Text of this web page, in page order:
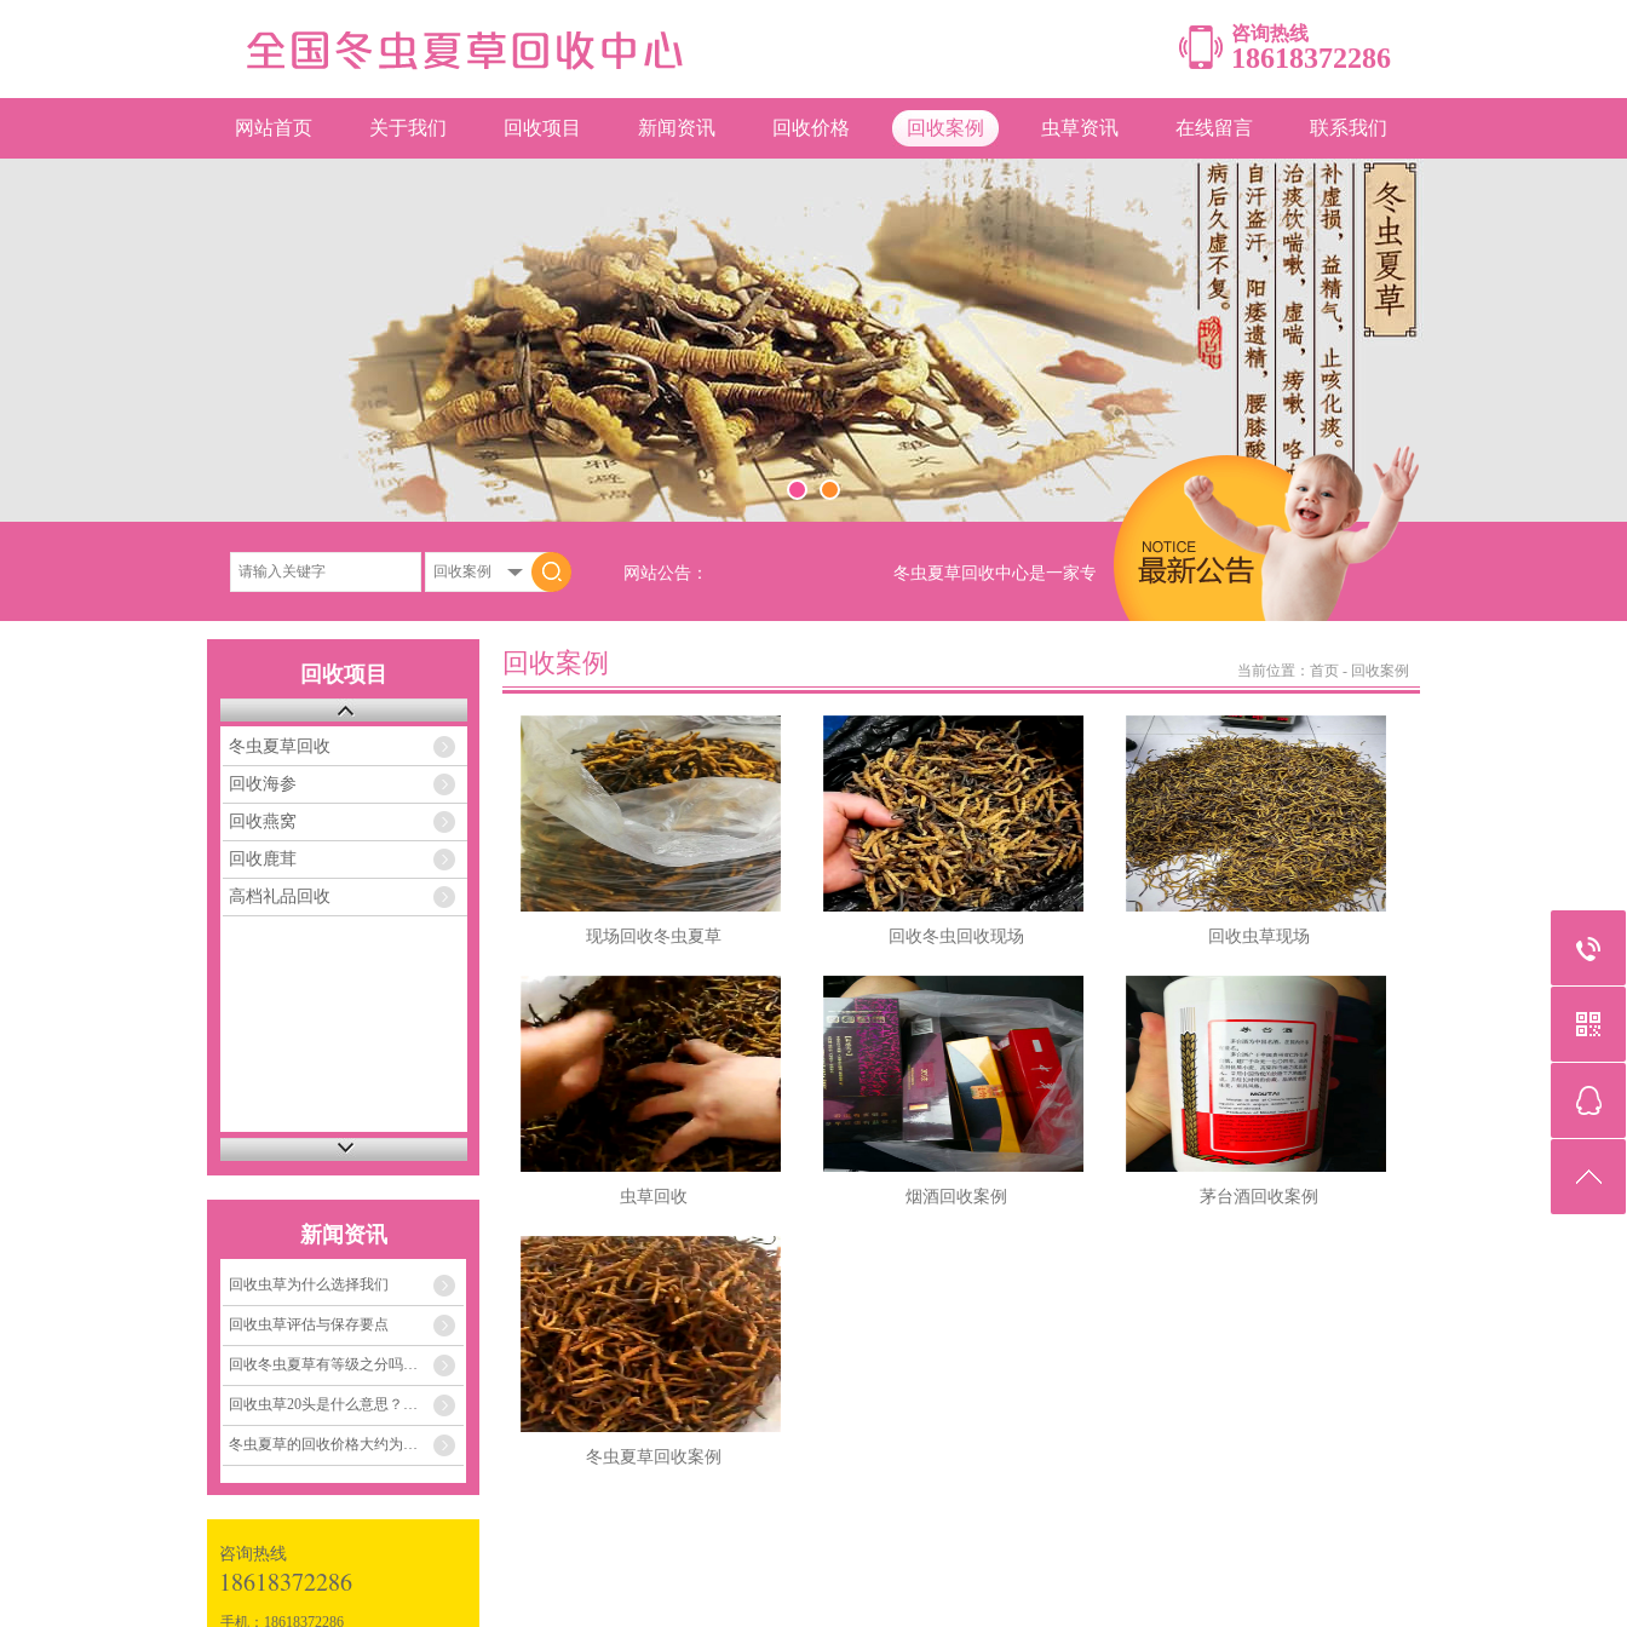
咨询热线
18618372286
网站首页 关于我们 回收项目 新闻资讯 回收价格 回收案例 虫草资讯 在线留言 联系我们
网站公告： 冬虫夏草回收中心是一家专业从事回收冬虫夏草、海参、燕窝、 鹿茸、海马等高档礼品。 无论您
回收项目
冬虫夏草回收
回收海参
回收燕窝
回收鹿茸
高档礼品回收
新闻资讯
回收虫草为什么选择我们
回收虫草评估与保存要点
回收冬虫夏草有等级之分吗…
回收虫草20头是什么意思？…
冬虫夏草的回收价格大约为…
咨询热线
18618372286
手机：18618372286
回收案例 当前位置： 首页 - 回收案例
现场回收冬虫夏草 回收冬虫回收现场 回收虫草现场
虫草回收 烟酒回收案例 茅台酒回收案例
冬虫夏草回收案例